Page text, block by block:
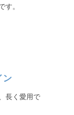
す。
ン
長く愛用で